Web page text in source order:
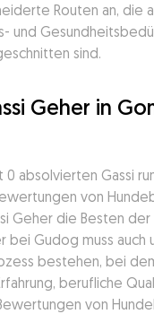
Routen an, die
und
sind.
Geher in
0 absolvierten Gassi
von
Geher die Besten
bei Gudog muss auch
bestehen, bei
berufliche
von